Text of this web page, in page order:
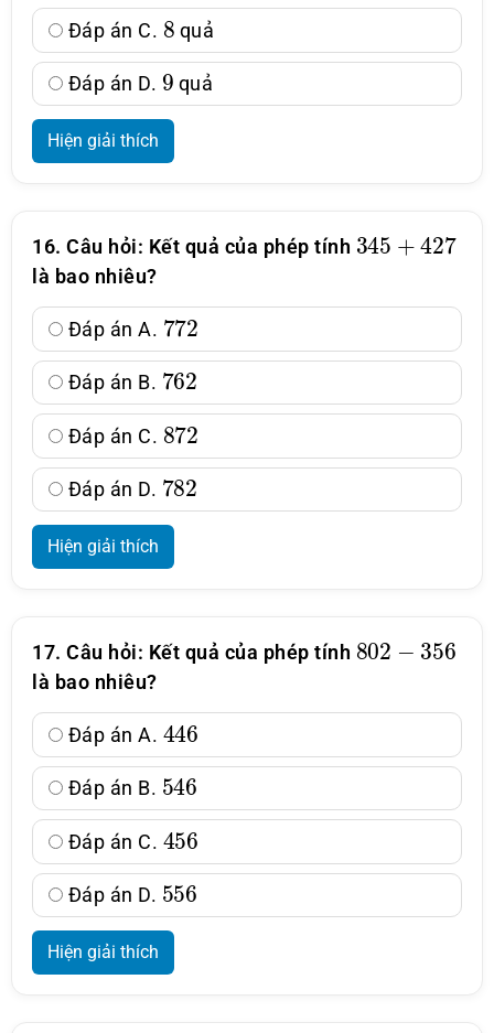
Đáp án C.
8
quả
Đáp án D.
9
quả
Hiện giải thích
16. Câu hỏi: Kết quả của phép tính
345 + 427
là bao nhiêu?
Đáp án A.
772
Đáp án B.
762
Đáp án C.
872
Đáp án D.
782
Hiện giải thích
17. Câu hỏi: Kết quả của phép tính
802 356
là bao nhiêu?
Đáp án A.
446
Đáp án B.
546
Đáp án C.
456
Đáp án D.
556
Hiện giải thích